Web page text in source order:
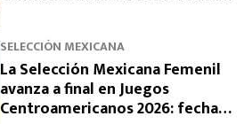
SELECCIÓN MEXICANA
La Selección Mexicana Femenil
avanza a final en Juegos
Centroamericanos 2026: fecha,